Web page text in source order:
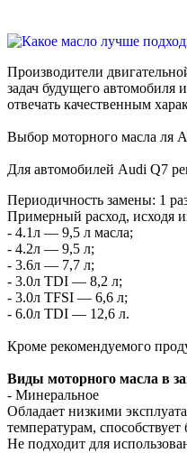
Производители
задач будущего автомобиля
отвечать качественным
Выбор моторного масла ля
Для автомобилей Audi Q7
Периодичность замены: 1
Примерный расход, исходя
- 4.1л — 9,5 л масла;
- 4.2л — 9,5 л;
- 3.6л — 7,7 л;
- 3.0л TDI — 8,2 л;
- 3.0л TFSI — 6,6 л;
- 6.0л TDI — 12,6 л.
Кроме рекомендуемого
Виды моторного масла в
- Минеральное
Обладает низкими
температурам,
Не подходит для